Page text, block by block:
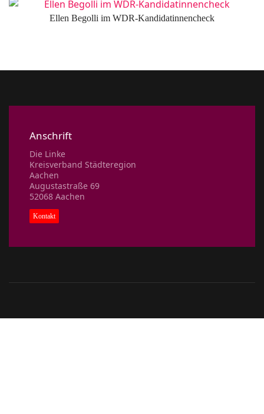
Ellen Begolli im WDR-Kandidatinnencheck
Anschrift
Die Linke
Kreisverband Städteregion
Aachen
Augustastraße 69
52068 Aachen
Kontakt